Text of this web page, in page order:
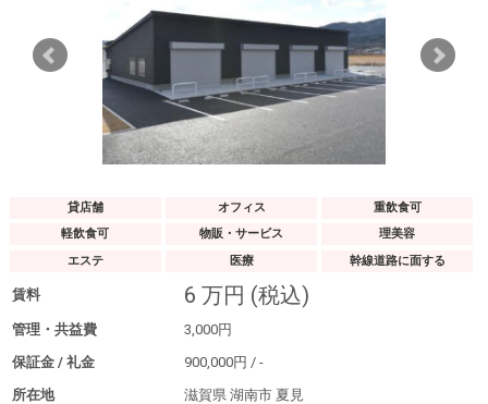
貸店舗 オフィス
重飲食可
軽飲食可
物販・サービス
理美容
エステ
医療 幹線道路に面する
賃料 6 万円 (税込)
管理・共益費 3,000円
保証金 / 礼金
900,000円 / -
所在地
滋賀県 湖南市 夏見